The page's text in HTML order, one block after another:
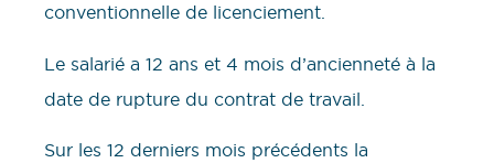
conventionnelle de licenciement.
Le salarié a 12 ans et 4 mois d’ancienneté à la
date de rupture du contrat de travail.
Sur les 12 derniers mois précédents la